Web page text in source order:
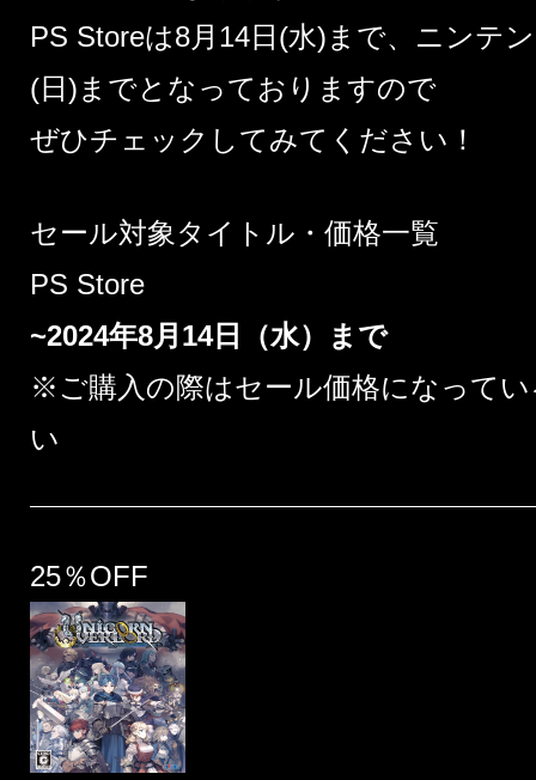
PS Storeは8月14日(水)まで、ニンテ
(日)までとなっておりますので​
ぜひチェックしてみてください！​
セール対象タイトル・価格一覧
PS Store
~2024年8月14日（水）​まで
※ご購入の際はセール価格になって
い
25％OFF